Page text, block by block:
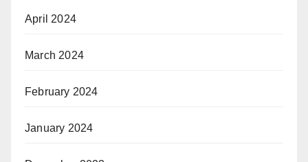
April 2024
March 2024
February 2024
January 2024